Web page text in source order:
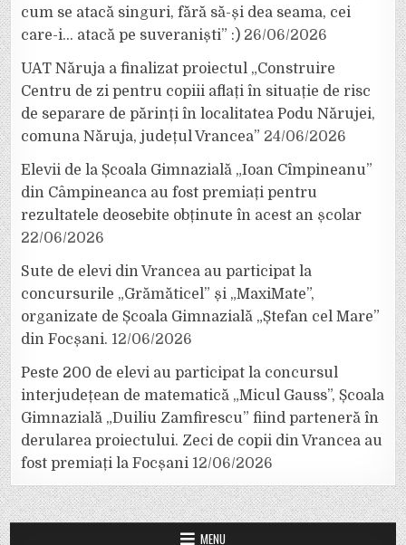
cum se atacă singuri, fără să-și dea seama, cei
care-i… atacă pe suveraniști” :) 26/06/2026
UAT Năruja a finalizat proiectul „Construire
Centru de zi pentru copiii aflați în situație de risc
de separare de părinți în localitatea Podu Nărujei,
comuna Năruja, județul Vrancea” 24/06/2026
Elevii de la Școala Gimnazială „Ioan Cîmpineanu”
din Câmpineanca au fost premiați pentru
rezultatele deosebite obținute în acest an școlar
22/06/2026
Sute de elevi din Vrancea au participat la
concursurile „Grămăticel” și „MaxiMate”,
organizate de Școala Gimnazială „Ștefan cel Mare”
din Focșani. 12/06/2026
Peste 200 de elevi au participat la concursul
interjudețean de matematică „Micul Gauss”, Școala
Gimnazială „Duiliu Zamfirescu” fiind parteneră în
derularea proiectului. Zeci de copii din Vrancea au
fost premiați la Focșani 12/06/2026
MENU